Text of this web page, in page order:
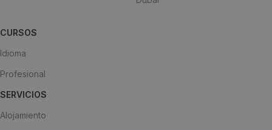
CURSOS
Idioma
Profesional
SERVICIOS
Alojamiento